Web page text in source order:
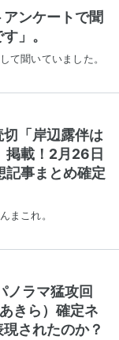
ンケートで聞
」。
て聞いていました。
「岸辺露伴は
掲載！2月26日
記事まとめ確定
まこれ。
ノラマ猛攻回
きら）確定ネ
されたのか？